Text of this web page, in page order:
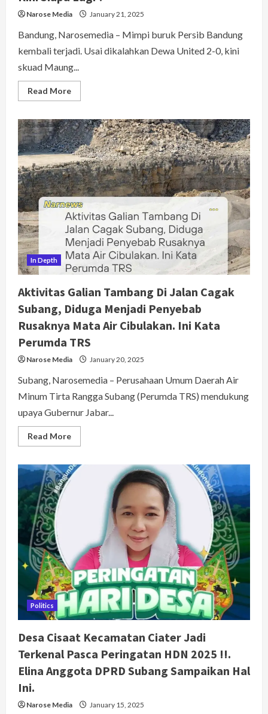
Narose Media January 21, 2025
Bandung, Narosemedia – Mimpi buruk Persib Bandung
kembali terjadi. Usai dikalahkan Dewa United 2-0, kini
skuad Maung...
Read MoreRead
more
Terbaru
Pemain
Persib
Yang
Cedera.
Setelah
Febri,
Dado
Dan
Rezaldi.
Kini
Siapa
Lagi
?
In Depth
Aktivitas Galian Tambang Di Jalan Cagak
Subang, Diduga Menjadi Penyebab
Rusaknya Mata Air Cibulakan. Ini Kata
Perumda TRS
Narose Media January 20, 2025
Subang, Narosemedia – Perusahaan Umum Daerah Air
Minum Tirta Rangga Subang (Perumda TRS) mendukung
upaya Gubernur Jabar...
Read MoreRead
more
Galian
Tambang
Penyebab
Rusaknya
Mata
Air
Cibulakan.
Ini
Kata
Perumda
TRS
Politics
Desa Cisaat Kecamatan Ciater Jadi
Terkenal Pasca Peringatan HDN 2025 !!.
Elina Anggota DPRD Subang Sampaikan Hal
Ini.
Narose Media January 15, 2025